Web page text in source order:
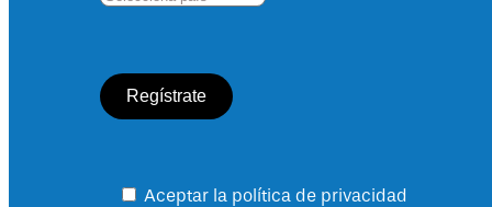
Aceptar la política de privacidad